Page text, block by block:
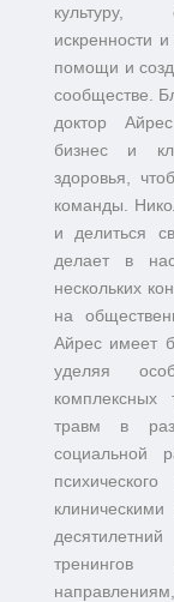
культуру,
искренности
помощи и
сообществе.
доктор
бизнес и
здоровья,
команды.
и делиться
делает в
нескольких
на
Айрес имеет
уделяя
травм в
социальной